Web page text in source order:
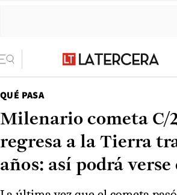
QUÉ PASA
Milenario cometa C/
regresa a la Tierra
años: así podrá